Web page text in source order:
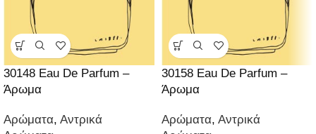
30148 Eau De Parfum –
Άρωμα
Αρώματα, Αντρικά
30158 Eau De Parfum –
Άρωμα
Αρώματα, Αντρικά